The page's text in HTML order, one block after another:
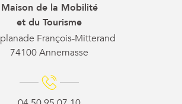
Maison de la Mobilité
et du Tourisme
François-Mitterand
74100 Annemasse